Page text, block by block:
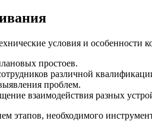
условия и
простоев.
различной
проблем.
взаимодействия разных
необходимого